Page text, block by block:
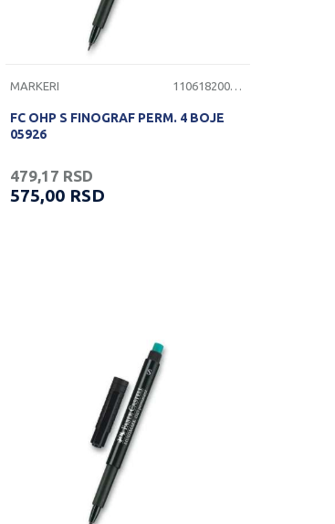
MARKERI 1106182000095
FC OHP S FINOGRAF PERM. 4 BOJE
05926
479,17 RSD
575,00 RSD